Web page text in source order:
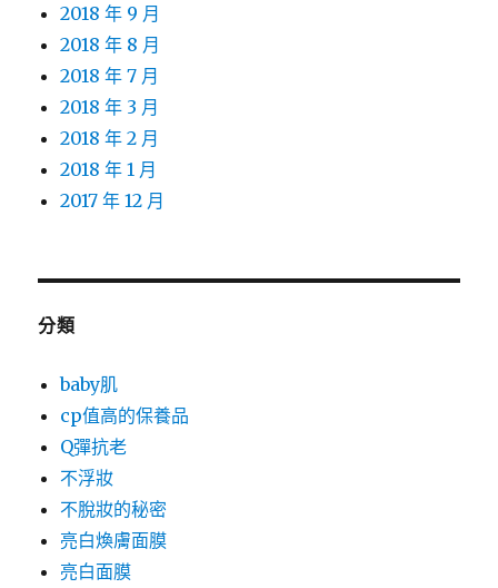
2018 年 9 月
2018 年 8 月
2018 年 7 月
2018 年 3 月
2018 年 2 月
2018 年 1 月
2017 年 12 月
分類
baby肌
cp值高的保養品
Q彈抗老
不浮妝
不脫妝的秘密
亮白煥膚面膜
亮白面膜